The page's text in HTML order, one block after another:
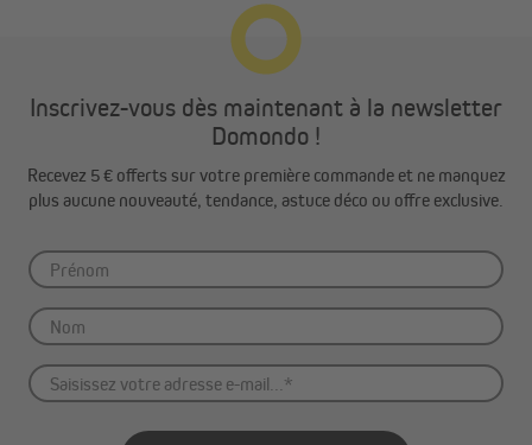
Inscrivez-vous dès maintenant à la newsletter
Domondo !
Recevez 5 € offerts sur votre première commande et ne manquez
plus aucune nouveauté, tendance, astuce déco ou offre exclusive.